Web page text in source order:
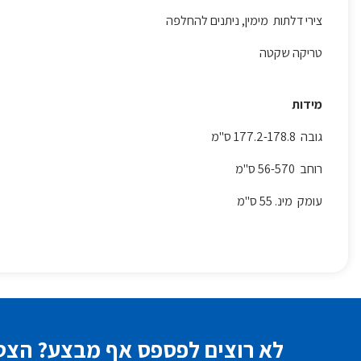
צירי דלתות מימין, ניתנים להחלפה
טריקה שקטה
מידות
גובה 177.2-178.8 ס"מ
רוחב 56-570 ס"מ
עומק מינ. 55 ס"מ
לא רוצים לפספס אף מבצע?